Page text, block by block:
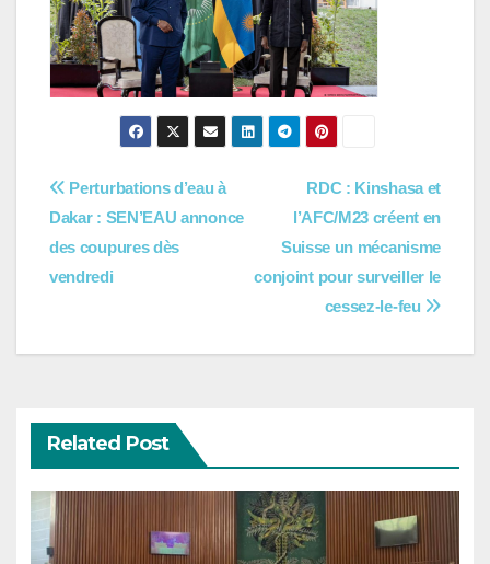
Navigation
de
l’article
RDC : Kinshasa et
l’AFC/M23 créent en
Suisse un mécanisme
conjoint pour surveiller le
cessez-le-feu
Perturbations d’eau à
Dakar : SEN’EAU annonce
des coupures dès
vendredi
Related Post